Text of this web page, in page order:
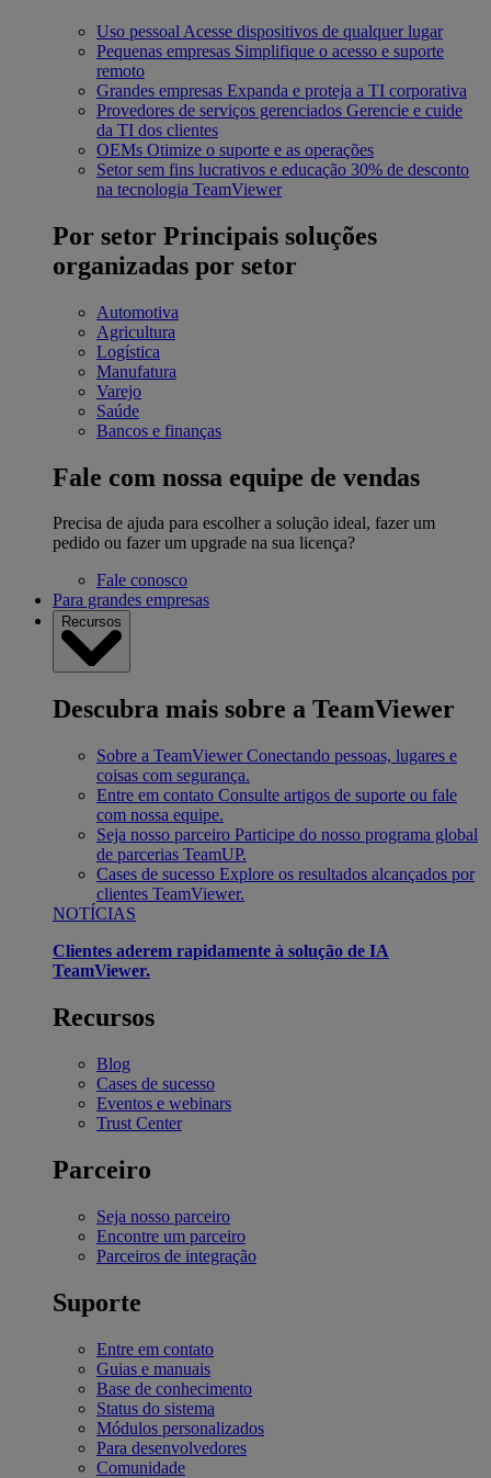
Uso pessoal Acesse dispositivos de qualquer lugar
Pequenas empresas Simplifique o acesso e suporte
remoto
Grandes empresas Expanda e proteja a TI corporativa
Provedores de serviços gerenciados Gerencie e cuide
da TI dos clientes
OEMs Otimize o suporte e as operações
Setor sem fins lucrativos e educação 30% de desconto
na tecnologia TeamViewer
Por setor Principais soluções
organizadas por setor
Automotiva
Agricultura
Logística
Manufatura
Varejo
Saúde
Bancos e finanças
Fale com nossa equipe de vendas
Precisa de ajuda para escolher a solução ideal, fazer um
pedido ou fazer um upgrade na sua licença?
Fale conosco
Para grandes empresas
Recursos
Descubra mais sobre a TeamViewer
Sobre a TeamViewer Conectando pessoas, lugares e
coisas com segurança.
Entre em contato Consulte artigos de suporte ou fale
com nossa equipe.
Seja nosso parceiro Participe do nosso programa global
de parcerias TeamUP.
Cases de sucesso Explore os resultados alcançados por
clientes TeamViewer.
NOTÍCIAS
Clientes aderem rapidamente à solução de IA
TeamViewer.
Recursos
Blog
Cases de sucesso
Eventos e webinars
Trust Center
Parceiro
Seja nosso parceiro
Encontre um parceiro
Parceiros de integração
Suporte
Entre em contato
Guias e manuais
Base de conhecimento
Status do sistema
Módulos personalizados
Para desenvolvedores
Comunidade